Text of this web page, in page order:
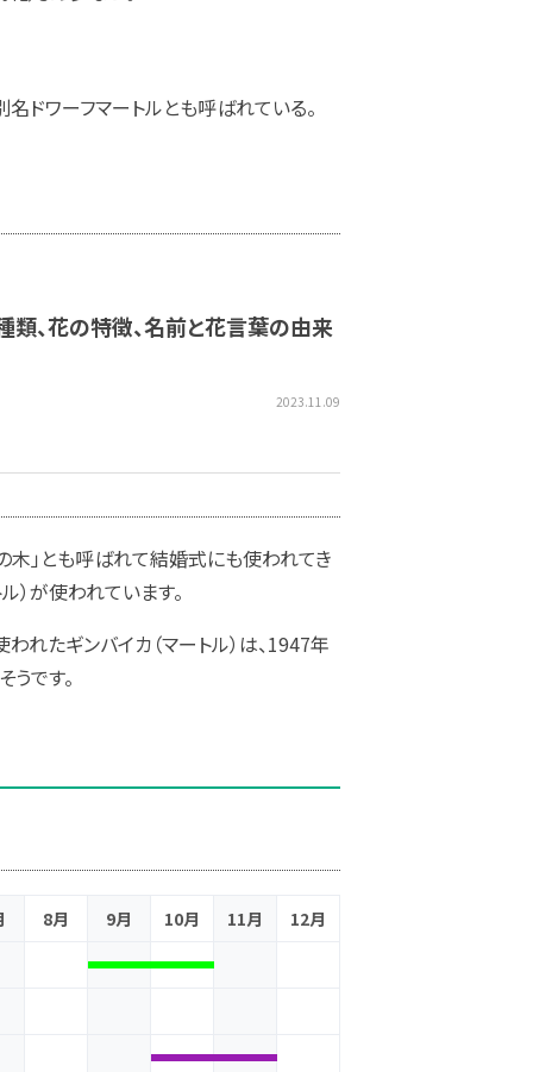
ドワーフマートルとも呼ばれている。
類、花の特徴、名前と花言葉の由来
2023.11.09
木」とも呼ばれて結婚式にも使われてき
）が使われています。
たギンバイカ（マートル）は、1947年
です。
8月 9月 10月 11月
12月